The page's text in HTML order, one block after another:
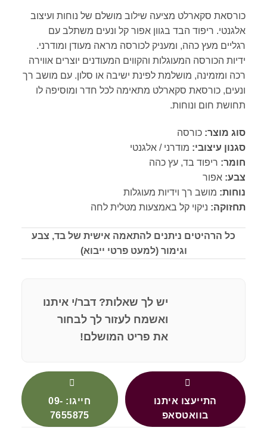
כורסאת סקארלט מציעה שילוב מושלם של נוחות ועיצוב
אלגנטי. ריפוד הבד בגוון אפור קל ונעים משתלב עם
רגליים מעץ כהה, ומעניק לכורסה מראה מעודן ומודרני.
ידיות הכורסה המעוגלות והקווים המעודנים יוצרים אווירה
רכה ומזמינה, מושלמת לפינת ישיבה או סלון. עם מושב רך
ונעים, כורסאת סקארלט מתאימה לכל חדר ומוסיפה לו
תחושת חום ונוחות.
סוג מוצר: כורסה
סגנון עיצובי: מודרני / אלגנטי
חומר: ריפוד בד, עץ כהה
צבע: אפור
נוחות: מושב רך וידיות מעוגלות
תחזוקה: ניקוי קל באמצעות מטלית לחה
כל הרהיטים ניתנים להתאמה אישית של בד, צבע
וגימור (למעט פרטי ייבוא)
יש לך שאלות? דבר/י איתנו
ואשמח לעזור לך לבחור
את פריט המושלם!
התייעצו איתנו
בוואטסאפ
חייגו: 09-
7655875